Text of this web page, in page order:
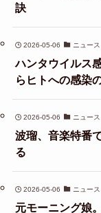
訣
2026-05-06 ニュース
ハンタウイルス
らヒトへの感染
2026-05-06 ニュース
波瑠、音楽特番
る
2026-05-06 ニュース
元モーニング娘